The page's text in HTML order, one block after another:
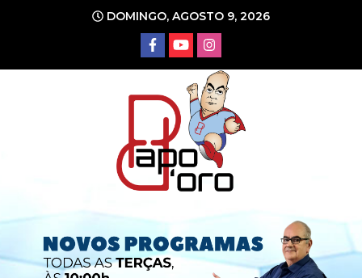
conteúdo
DOMINGO, AGOSTO 9, 2026